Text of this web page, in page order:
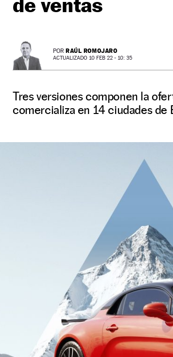
POR RAÚL ROMOJARO
ACTUALIZADO 10 FEB 22 - 10: 35
Tres versiones componen la
comercializa en 14 ciudades de